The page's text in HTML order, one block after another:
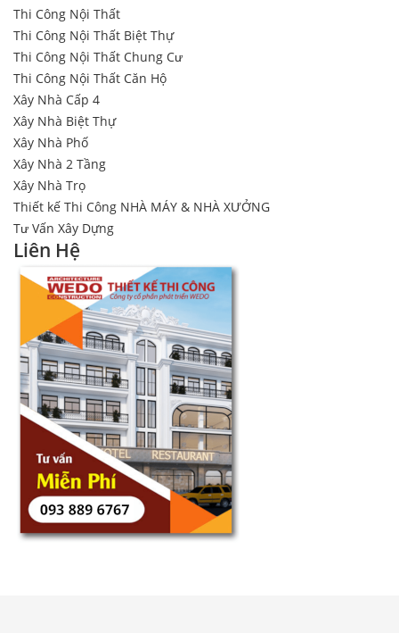
Thi Công Nội Thất
Thi Công Nội Thất Biệt Thự
Thi Công Nội Thất Chung Cư
Thi Công Nội Thất Căn Hộ
Xây Nhà Cấp 4
Xây Nhà Biệt Thự
Xây Nhà Phố
Xây Nhà 2 Tầng
Xây Nhà Trọ
Thiết kế Thi Công NHÀ MÁY & NHÀ XƯỞNG
Tư Vấn Xây Dựng
Liên Hệ